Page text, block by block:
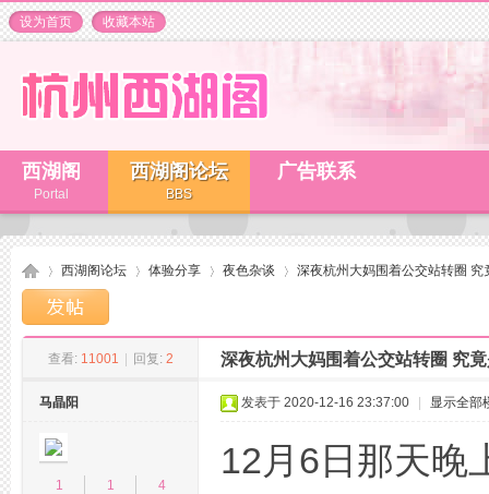
设为首页 收藏本站
西湖阁
Portal
西湖阁论坛
BBS
广告联系
西湖阁论坛 体验分享 夜色杂谈
›
深夜杭州大妈围着公交站转圈 究
查看: 11001 回复: 2 深夜杭州大妈围着公交站转圈 究
马晶阳
1
1
4
发表于 2020-12-16 23:37:00 显示全部
12月6日那天晚